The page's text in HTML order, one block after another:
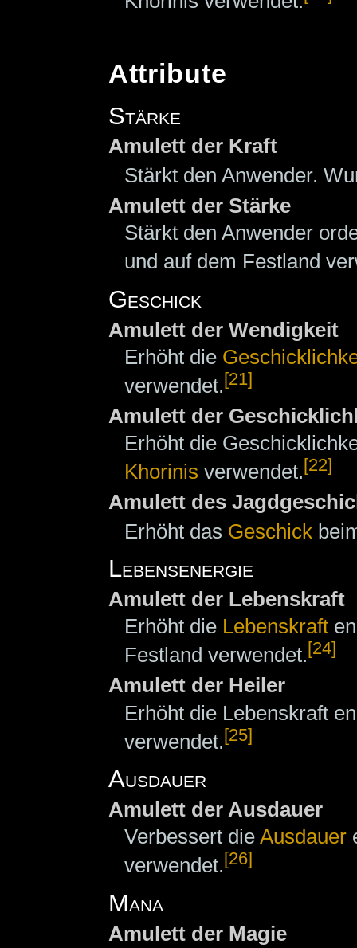
Attribute
Stärke
Amulett der Kraft
Stärkt den Anwender.
Amulett der Stärke
Stärkt den Anwender
und auf dem Festland
Geschick
Amulett der Wendigkeit
Erhöht die
verwendet.[21]
Amulett der
Erhöht die
Khorinis verwendet.[22]
Amulett des
Erhöht das Geschick
Lebensenergie
Amulett der Lebenskraft
Erhöht die Lebenskraft
Festland verwendet.[24]
Amulett der Heiler
Erhöht die Lebenskraft
verwendet.[25]
Ausdauer
Amulett der Ausdauer
Verbessert die Ausdauer
verwendet.[26]
Mana
Amulett der Magie